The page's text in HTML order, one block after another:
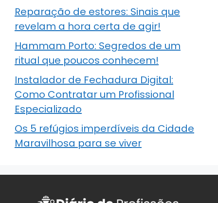
Reparação de estores: Sinais que
revelam a hora certa de agir!
Hammam Porto: Segredos de um
ritual que poucos conhecem!
Instalador de Fechadura Digital:
Como Contratar um Profissional
Especializado
Os 5 refúgios imperdíveis da Cidade
Maravilhosa para se viver